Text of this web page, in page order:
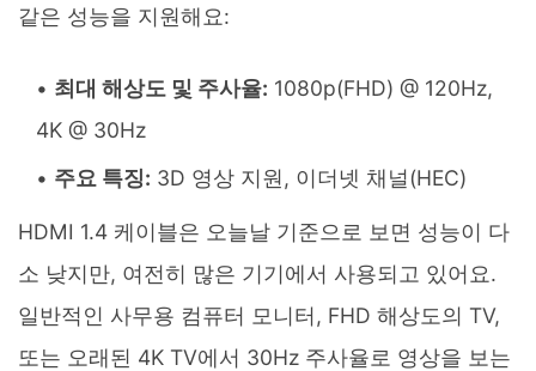
같은 성능을 지원해요:
최대 해상도 및 주사율: 1080p(FHD) @ 120Hz,
4K @ 30Hz
주요 특징: 3D 영상 지원, 이더넷 채널(HEC)
HDMI 1.4 케이블은 오늘날 기준으로 보면 성능이 다
소 낮지만, 여전히 많은 기기에서 사용되고 있어요.
일반적인 사무용 컴퓨터 모니터, FHD 해상도의 TV,
또는 오래된 4K TV에서 30Hz 주사율로 영상을 보는